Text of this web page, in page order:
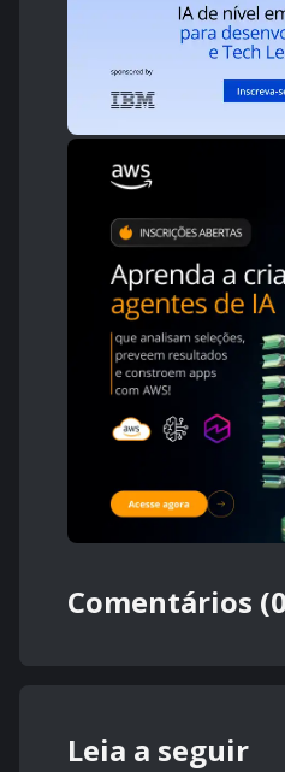
Comentários
Leia a seguir